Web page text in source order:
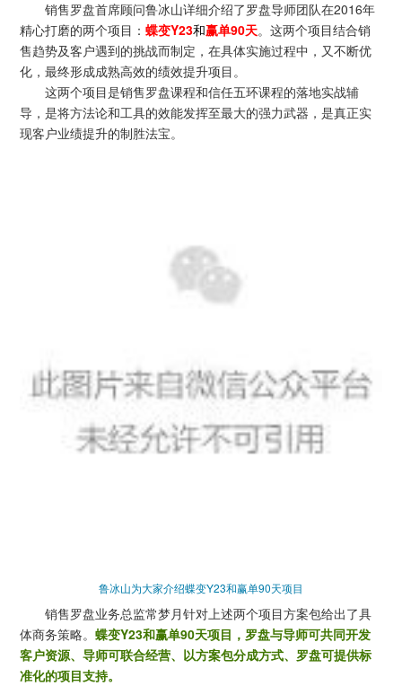
销售罗盘首席顾问鲁冰山详细介绍了罗盘导师团队在2016年
精心打磨的两个项目： 蝶变Y23和赢单90天。这两个项目结合销
售趋势及客户遇到的挑战而制定，在具体实施过程中，又不断优
化，最终形成成熟高效的绩效提升项目。
这两个项目是销售罗盘课程和信任五环课程的落地实战辅
导，是将方法论和工具的效能发挥至最大的强力武器，是真正实
现客户业绩提升的制胜法宝。
鲁冰山为大家介绍蝶变Y23和赢单90天项目
销售罗盘业务总监常梦月针对上述两个项目方案包给出了具
体商务策略。 蝶变Y23和赢单90天项目，罗盘与导师可共同开发
客户资源、导师可联合经营、以方案包分成方式、罗盘可提供标
准化的项目支持。